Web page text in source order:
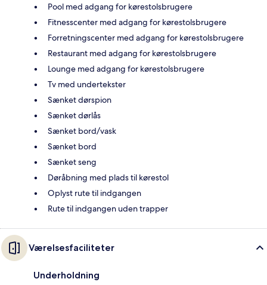
Pool med adgang for kørestolsbrugere
Fitnesscenter med adgang for kørestolsbrugere
Forretningscenter med adgang for kørestolsbrugere
Restaurant med adgang for kørestolsbrugere
Lounge med adgang for kørestolsbrugere
Tv med undertekster
Sænket dørspion
Sænket dørlås
Sænket bord/vask
Sænket bord
Sænket seng
Døråbning med plads til kørestol
Oplyst rute til indgangen
Rute til indgangen uden trapper
Værelsesfaciliteter
Underholdning